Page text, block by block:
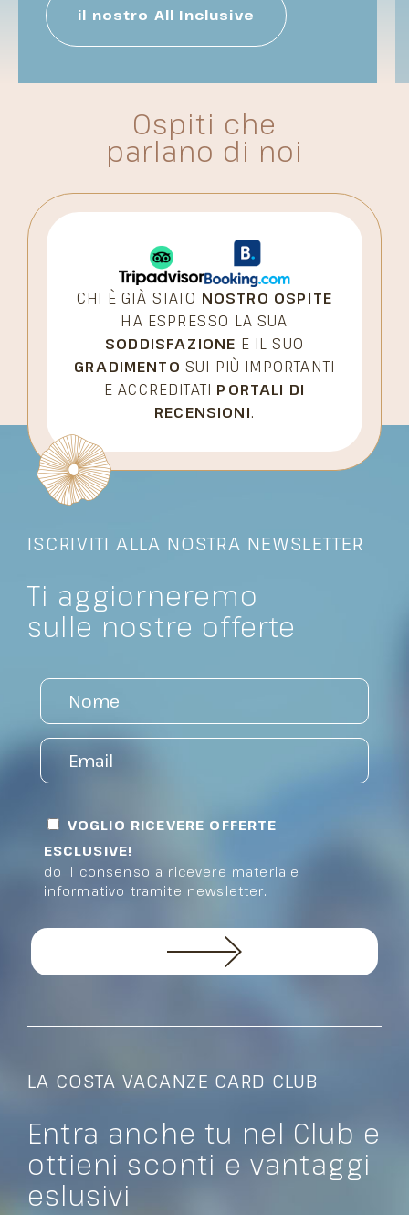
il nostro All Inclusive
Ospiti che
parlano di noi
CHI È GIÀ STATO NOSTRO OSPITE
HA ESPRESSO LA SUA
SODDISFAZIONE E IL SUO
GRADIMENTO SUI PIÙ IMPORTANTI
E ACCREDITATI PORTALI DI
RECENSIONI.
ISCRIVITI ALLA NOSTRA NEWSLETTER
Ti aggiorneremo
sulle nostre offerte
VOGLIO RICEVERE OFFERTE
ESCLUSIVE!
do il consenso a ricevere materiale
informativo tramite newsletter.
LA COSTA VACANZE CARD CLUB
Entra anche tu nel Club e
ottieni sconti e vantaggi
eslusivi